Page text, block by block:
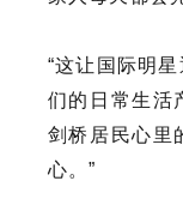
“这让国际明
们的日常生活
剑桥居民心
心。”